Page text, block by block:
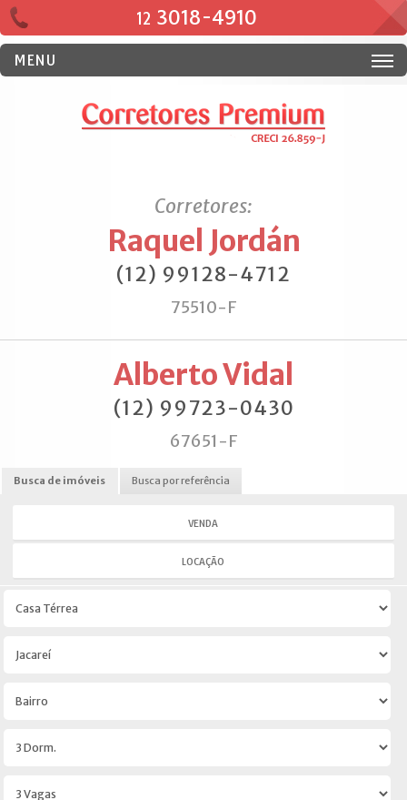
12 3018-4910
MENU
Corretores:
Raquel Jordán
(12) 99128-4712
75510-F
Alberto Vidal
(12) 99723-0430
67651-F
Busca de imóveis Busca por referência
VENDA
LOCAÇÃO